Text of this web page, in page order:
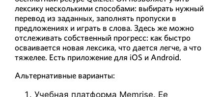
лексику несколькими способами: выбирать нужный
перевод из заданных, заполнять пропуски в
предложениях и играть в слова. Здесь же можно
отслеживать собственный прогресс: как быстро
осваивается новая лексика, что дается легче, а что
тяжелее. Есть приложение для iOS и Android.
Альтернативные варианты:
Учебная платформа Memrise. Ее